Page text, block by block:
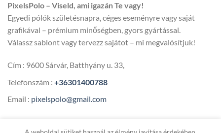
PixelsPolo – Viseld, ami igazán Te vagy!
Egyedi pólók születésnapra, céges eseményre vagy saját
grafikával – prémium minőségben, gyors gyártással.
Válassz sablont vagy tervezz sajátot – mi megvalósítjuk!
Cím : 9600 Sárvár, Batthyány u. 33,
Telefonszám : +36301400788
Email : pixelspolo@gmail.com